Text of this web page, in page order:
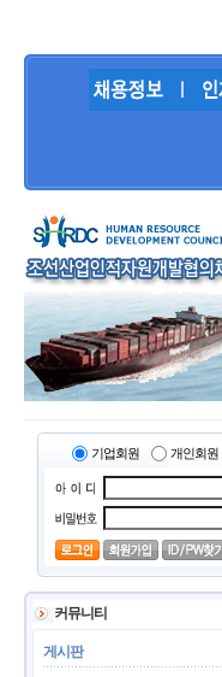
기업회원 개인회원
커뮤니티
게시판